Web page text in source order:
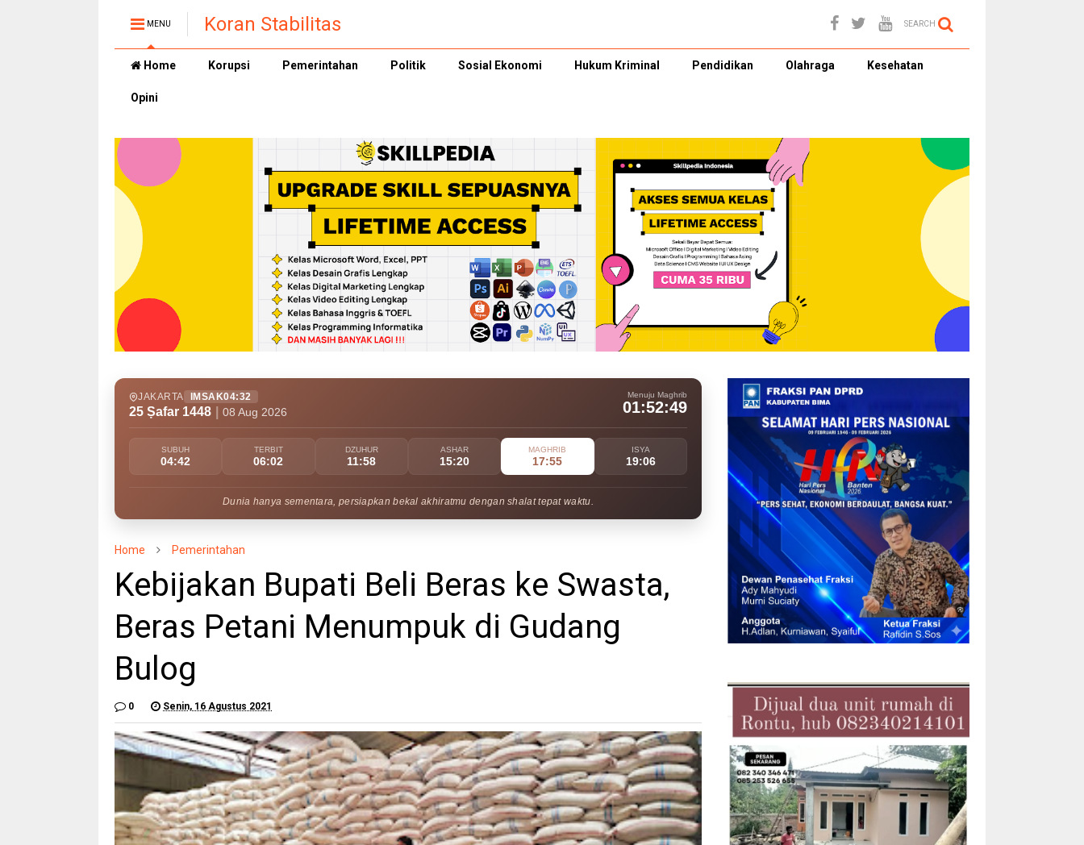
MENU Koran Stabilitas SEARCH
Home Korupsi Pemerintahan Politik Sosial Ekonomi Hukum Kriminal Pendidikan Olahraga Kesehatan
Opini
JAKARTA IMSAK04:32
25 Ṣafar 1448 08 Aug 2026
Menuju Maghrib
01:52:48
SUBUH
04:42
TERBIT
06:02
DZUHUR
11:58
ASHAR
15:20
MAGHRIB
17:55
ISYA
19:06
Dunia hanya sementara, persiapkan bekal akhiratmu dengan shalat tepat waktu.
Home Pemerintahan
Kebijakan Bupati Beli Beras ke Swasta,
Beras Petani Menumpuk di Gudang
Bulog
0 Senin, 16 Agustus 2021